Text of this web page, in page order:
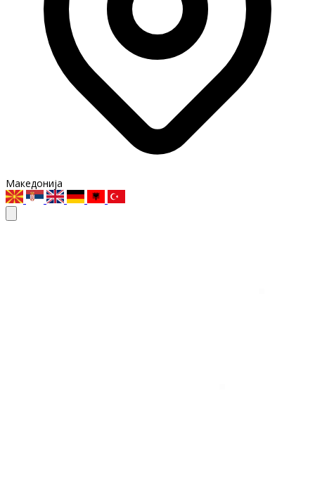
Македонија